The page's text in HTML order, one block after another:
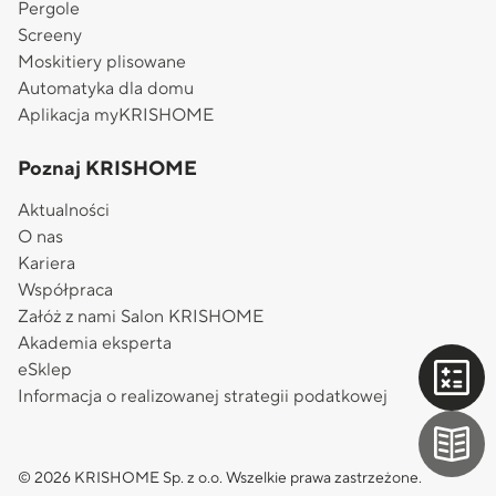
Pergole
Screeny
Moskitiery plisowane
Automatyka dla domu
Aplikacja myKRISHOME
Poznaj KRISHOME
Aktualności
O nas
Kariera
Współpraca
Załóż z nami Salon KRISHOME
Akademia eksperta
eSklep
Informacja o realizowanej strategii podatkowej
© 2026 KRISHOME Sp. z o.o. Wszelkie prawa zastrzeżone.